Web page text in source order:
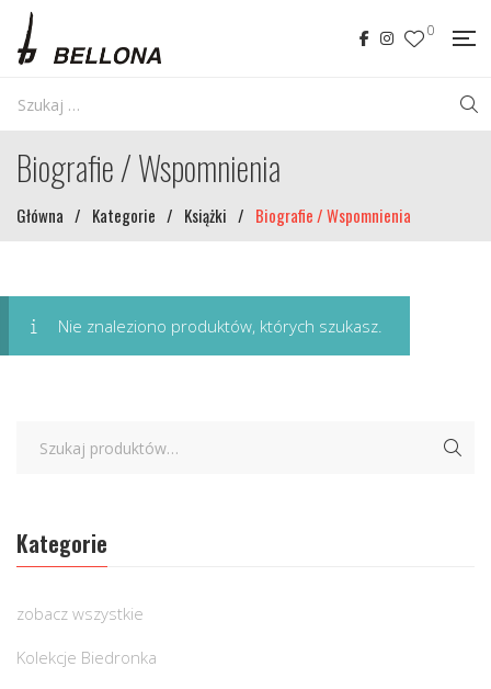
0
Biografie / Wspomnienia
Główna / Kategorie / Książki / Biografie / Wspomnienia
Nie znaleziono produktów, których szukasz.
Kategorie
zobacz wszystkie
Kolekcje Biedronka